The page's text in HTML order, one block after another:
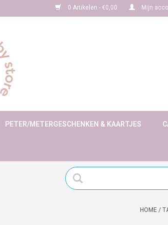
0 Artikelen - €0,00 Mijn
PETER/METERGESCHENKEN & KAARTJES
HOME /